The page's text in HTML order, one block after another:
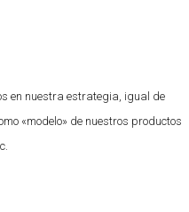
en nuestra estrategia, igual de
«modelo» de nuestros productos